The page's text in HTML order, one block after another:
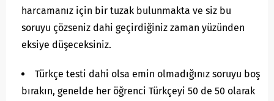
harcamanız için bir tuzak bulunmakta ve siz bu
soruyu çözseniz dahi geçirdiğiniz zaman yüzünden
eksiye düşeceksiniz.
Türkçe testi dahi olsa emin olmadığınız soruyu boş
bırakın, genelde her öğrenci Türkçeyi 50 de 50 olarak